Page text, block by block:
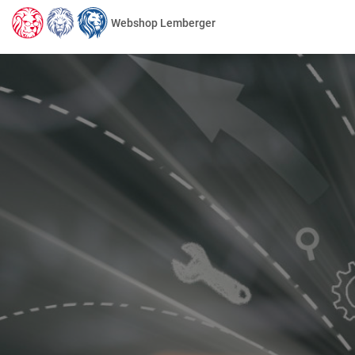
Webshop Lemberger